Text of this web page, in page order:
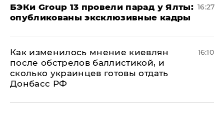
​БЭКи Group 13 провели парад у Ялты:
опубликованы эксклюзивные кадры
16:27
Как изменилось мнение киевлян
после обстрелов баллистикой, и
сколько украинцев готовы отдать
Донбасс РФ
16:10